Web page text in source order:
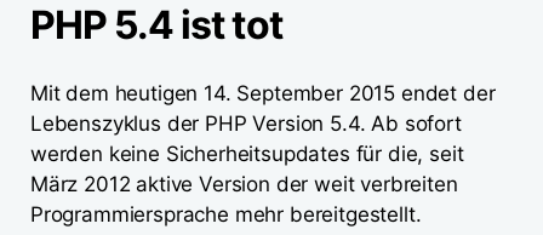
PHP 5.4 ist tot
Mit dem heutigen 14. September 2015 endet der
Lebenszyklus der PHP Version 5.4. Ab sofort
werden keine Sicherheitsupdates für die, seit
März 2012 aktive Version der weit verbreiten
Programmiersprache mehr bereitgestellt.